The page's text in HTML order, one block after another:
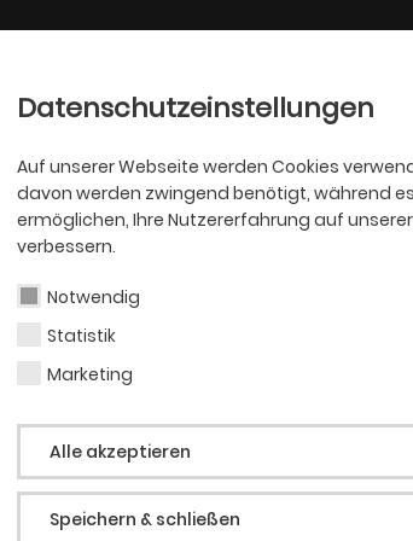
Datenschutzeinstellungen
Auf unserer Webseite werden Cookies
davon werden zwingend benötigt, während
ermöglichen, Ihre Nutzererfahrung auf
verbessern.
Notwendig
Statistik
Marketing
Alle akzeptieren
Speichern & schließen